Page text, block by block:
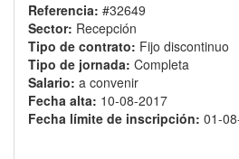
Referencia: #32649
Sector: Recepción
Tipo de contrato: Fijo discontinuo
Tipo de jornada: Completa
Salario: a convenir
Fecha alta: 10-08-2017
Fecha límite de inscripción: 01-